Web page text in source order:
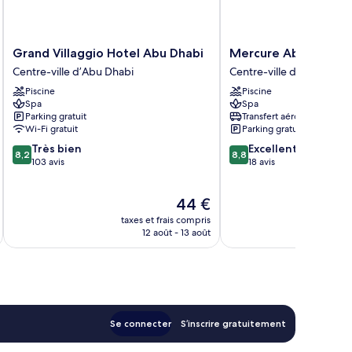
Grand
Villaggio
Hotel
Abu
Dhabi
Centre-
ville
d’Abu
Dhabi
Grand Villaggio Hotel Abu Dhabi
Centre-ville d’Abu Dhabi
Piscine
Spa
Parking gratuit
Wi-Fi gratuit
8.2
sur
8,2 Très bien
103 avis
Le
nouveau
prix
44 €
taxes et frais compris
12 août - 13 août
Mercure
Abu
Dhabi
Downtown
Centre-
ville
d’Abu
Dhabi
Mercure Abu Dhabi
Centre-ville d’Abu Dhabi
Piscine
Spa
Transfert aéroport
Parking gratuit
8.8
sur
8,8 Excellent
18 avis
Se connecter S’inscrire gratuitement